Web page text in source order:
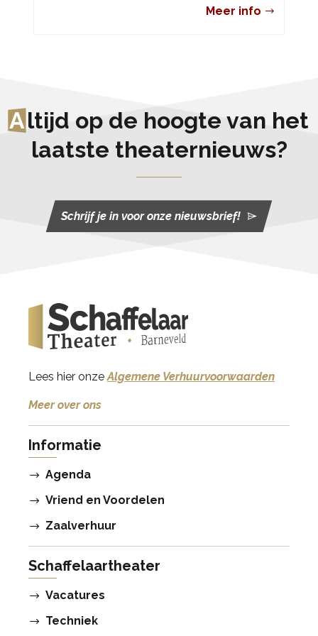
Meer info
Altijd op de hoogte van het
laatste theaternieuws?
Schrijf je in voor onze nieuwsbrief!
Lees hier onzeAlgemene Verhuurvoorwaarden
Meer over ons
Informatie
Agenda
Vriend en Voordelen
Zaalverhuur
Schaffelaartheater
Vacatures
Techniek